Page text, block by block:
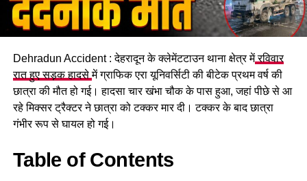
Dehradun Accident : देहरादून के क्लेमेंटटाउन थाना क्षेत्र मेंरविवार
रात हुए सड़क हादसेमें ग्राफिक एरा यूनिवर्सिटी की बीटेक प्रथम वर्ष की
छात्रा की मौत हो गई। हादसा चार खंभा चौक के पास हुआ, जहां पीछे से आ
रहे मिक्सर ट्रैक्टर ने छात्रा को टक्कर मार दी। टक्कर के बाद छात्रा
गंभीर रूप से घायल हो गई।
Table of Contents